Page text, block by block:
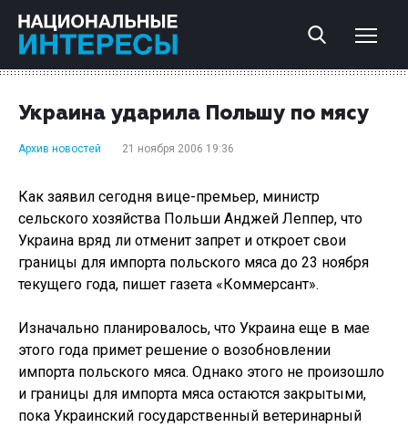
Украина ударила Польшу по мясу
Архив новостей 21 ноября 2006 19:36
Как заявил сегодня вице-премьер, министр
сельского хозяйства Польши Анджей Леппер, что
Украина вряд ли отменит запрет и откроет свои
границы для импорта польского мяса до 23 ноября
текущего года, пишет газета «Коммерсант».
Изначально планировалось, что Украина еще в мае
этого года примет решение о возобновлении
импорта польского мяса. Однако этого не произошло
и границы для импорта мяса остаются закрытыми,
пока Украинский государственный ветеринарный